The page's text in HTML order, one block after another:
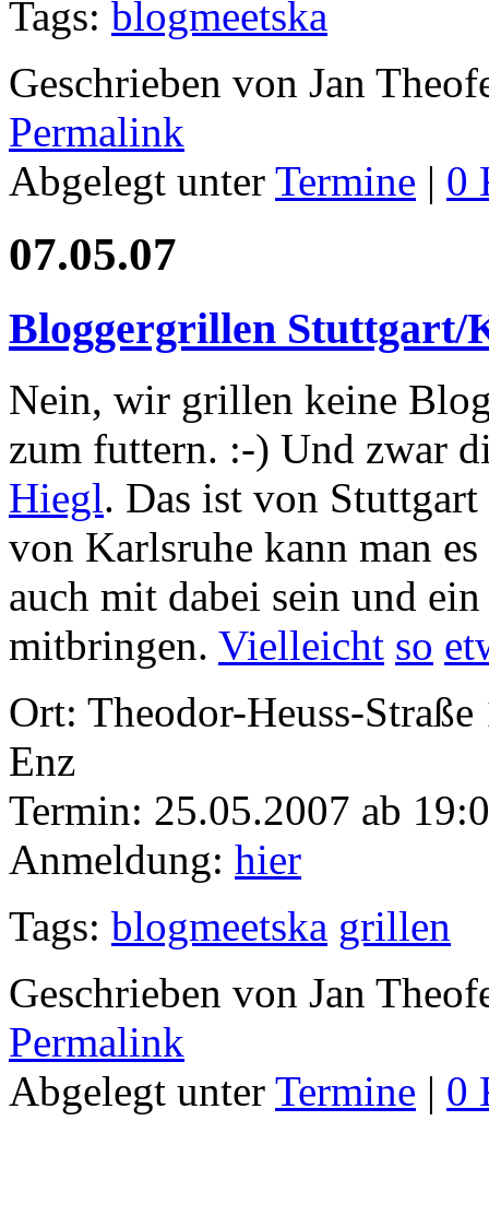
Tags: blogmeetska
Geschrieben von Jan
Permalink
Abgelegt unter Termine | 0
07.05.07
Bloggergrillen Stuttgart/
Nein, wir grillen keine
zum futtern. :-) Und zwar
Hiegl. Das ist von
von Karlsruhe kann man
auch mit dabei sein und
mitbringen. Vielleicht so
Ort: Theodor-Heuss-
Enz
Termin: 25.05.2007 ab
Anmeldung: hier
Tags: blogmeetska grillen
Geschrieben von Jan
Permalink
Abgelegt unter Termine | 0